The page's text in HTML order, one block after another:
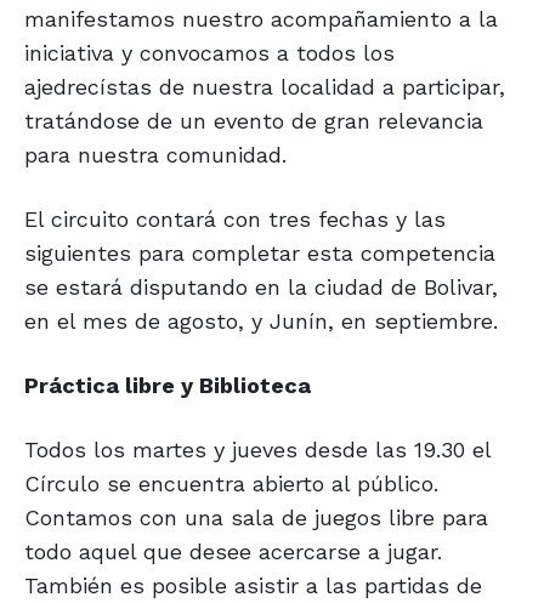
manifestamos nuestro acompañamiento a la
iniciativa y convocamos a todos los
ajedrecístas de nuestra localidad a participar,
tratándose de un evento de gran relevancia
para nuestra comunidad.
El circuito contará con tres fechas y las
siguientes para completar esta competencia
se estará disputando en la ciudad de Bolivar,
en el mes de agosto, y Junín, en septiembre.
Práctica libre y Biblioteca
Todos los martes y jueves desde las 19.30 el
Círculo se encuentra abierto al público.
Contamos con una sala de juegos libre para
todo aquel que desee acercarse a jugar.
También es posible asistir a las partidas de